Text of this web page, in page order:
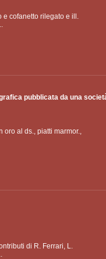
e cofanetto rilegato e ill.
pubblicata da una
oro al ds., piatti marmor.,
di R. Ferrari, L.